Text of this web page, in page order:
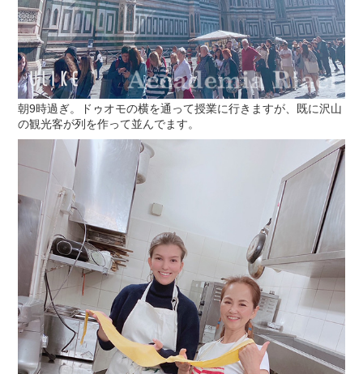
朝9時過ぎ。ドゥオモの横を通って授業に行きますが、既に沢山
の観光客が列を作って並んでます。